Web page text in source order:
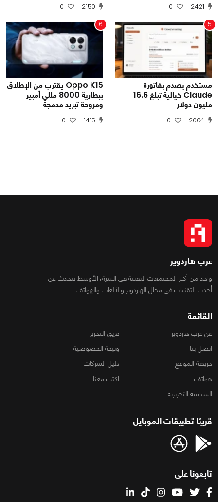
2421
0
2150
0
5
مستخدم يصدم بفاتورة
Claude خيالية تبلغ 16.6
مليون دولار
2004
0
6
Oppo K15 يقترب من الإطلاق
ببطارية 8000 مللي أمبير
ومروحة تبريد مدمجة
1415
0
عرب هاردوير
واحد من أكبر المجتمعات التقنية فى الشرق الأوسط تتحدث عن
أحدث التقنيات فى مجال الهاردوير والألعاب والهواتف
القائمة
عن عرب هاردوير
فريق التحرير
اتصل بنا
وثيقة الخصوصية
خريطة الموقع
دليل الشركات
هواتف
اكتب معنا
السياسة التحريرية
قريبًا تطبيقات الموبايل
تابعونا على